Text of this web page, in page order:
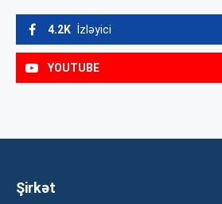
4.2K İzləyici
YOUTUBE
Şirkət